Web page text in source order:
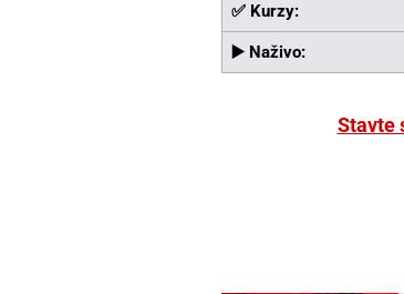
✅ Kurzy:
▶️ Naživo:
Stavte